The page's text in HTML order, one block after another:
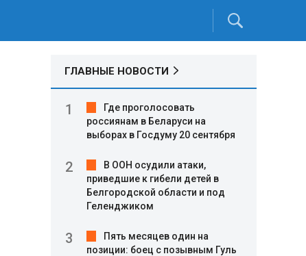
ГЛАВНЫЕ НОВОСТИ
Где проголосовать
россиянам в Беларуси на
выборах в Госдуму 20 сентября
В ООН осудили атаки,
приведшие к гибели детей в
Белгородской области и под
Геленджиком
Пять месяцев один на
позиции: боец с позывным Гуль